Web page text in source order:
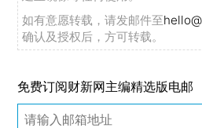
如有意愿转载，请发邮件至
确认及授权后，方可转载。
免费订阅财新网主编精选版电邮